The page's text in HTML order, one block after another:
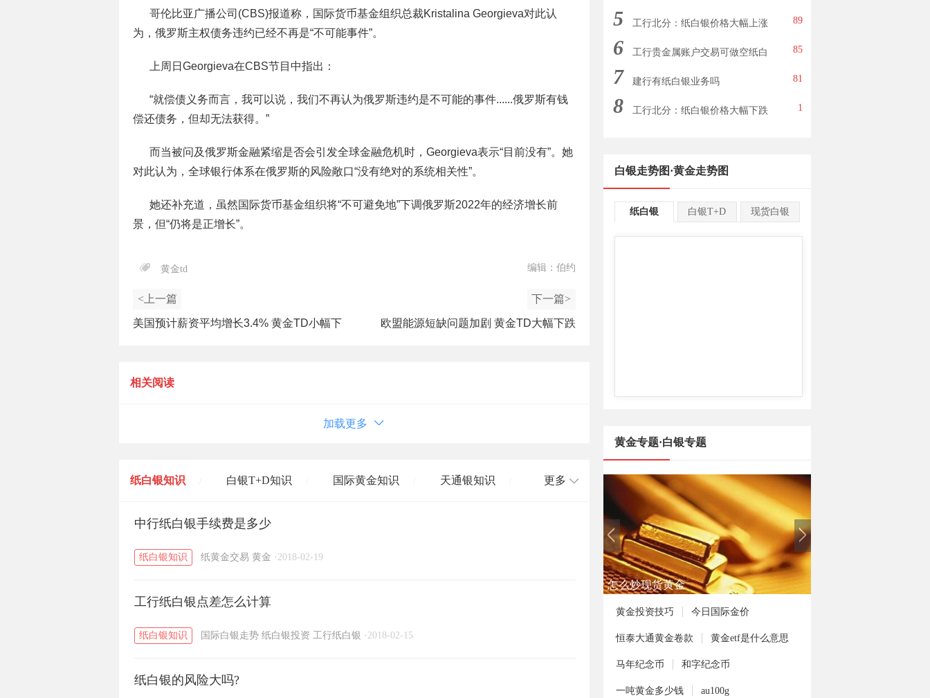
哥伦比亚广播公司(CBS)报道称，国际货币基金组织总裁Kristalina Georgieva对此认
为，俄罗斯主权债务违约已经不再是“不可能事件”。
上周日Georgieva在CBS节目中指出：
“就偿债义务而言，我可以说，我们不再认为俄罗斯违约是不可能的事件......俄罗斯有钱
偿还债务，但却无法获得。”
而当被问及俄罗斯金融紧缩是否会引发全球金融危机时，Georgieva表示“目前没有”。她
对此认为，全球银行体系在俄罗斯的风险敞口“没有绝对的系统相关性”。
她还补充道，虽然国际货币基金组织将“不可避免地”下调俄罗斯2022年的经济增长前
景，但“仍将是正增长”。
黄金td 编辑：伯约
<上一篇
美国预计薪资平均增长3.4% 黄金TD小幅下
下一篇>
欧盟能源短缺问题加剧 黄金TD大幅下跌
相关阅读
加载更多
纸白银知识 白银T+D知识 国际黄金知识 天通银知识
黄金T+D知识 / 粤贵银知识
更多
中行纸白银手续费是多少
纸白银知识 纸黄金交易 黄金 · 2018-02-19
工行纸白银点差怎么计算
纸白银知识 国际白银走势 纸白银投资 工行纸白银 · 2018-02-15
纸白银的风险大吗?
下跌
5 工行北分：纸白银价格大幅上涨 89
6 工行贵金属账户交易可做空纸白
银
85
7 建行有纸白银业务吗 81
8 工行北分：纸白银价格大幅下跌 1
白银走势图·黄金走势图
纸白银 白银T+D 现货白银
黄金专题·白银专题
如何投资熊猫金币
黄金投资技巧 今日国际金价
恒泰大通黄金卷款 黄金etf是什么意思
马年纪念币 和字纪念币
一吨黄金多少钱 au100g